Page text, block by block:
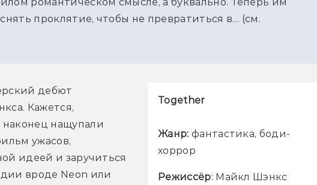
проклятие, чтобы не превратиться в… (см.
Together
Жанр: фантастика, боди-
хоррор
Режиссёр: Майкл Шэнкс
дебют
Кажется,
нащупали
ужасов,
идеей и заручиться
вроде Neon или